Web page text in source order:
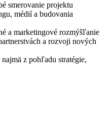
smerovanie projektu
médií a budovania
a marketingové rozmýšľanie
a rozvoji nových
z pohľadu stratégie,